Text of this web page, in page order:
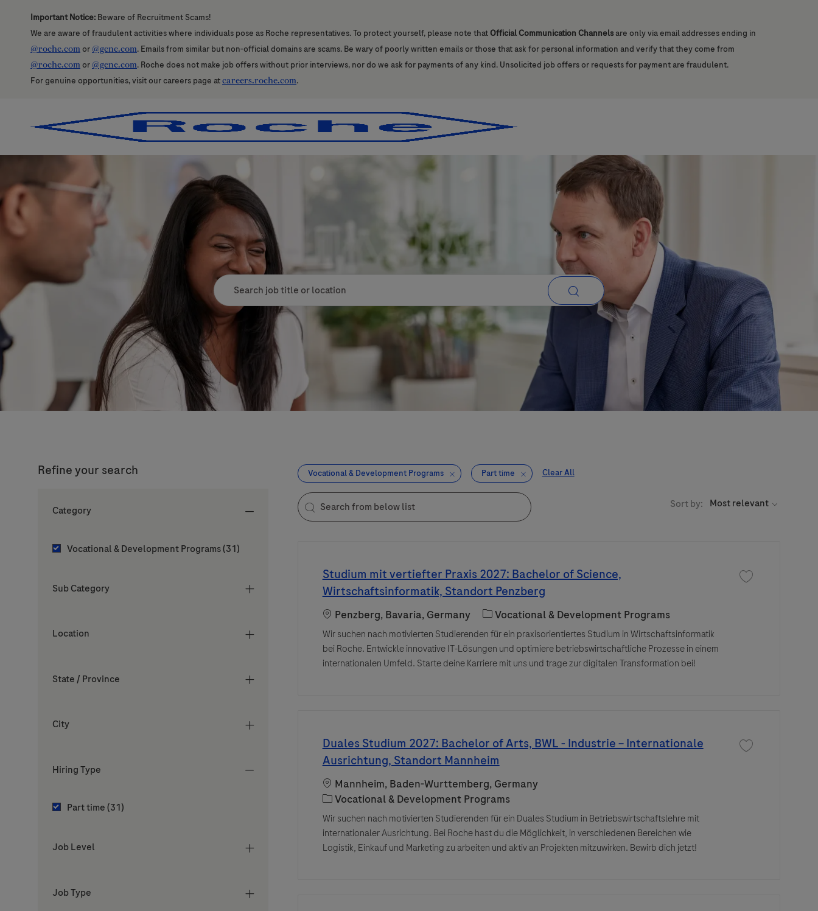
Important Notice: Beware of Recruitment Scams!
We are aware of fraudulent activities where individuals pose as Roche representatives. To protect yourself, please note thatOfficial Communication Channels are only via email addresses ending in
@roche.comor @gene.com. Emails from similar but non-official domains are scams. Be wary of poorly written emails or those that ask for personal information and verify that they come from
@roche.comor @gene.com. Roche does not make job offers without prior interviews, nor do we ask for payments of any kind. Unsolicited job offers or requests for payment are fraudulent.
For genuine opportunities, visit our careers page atcareers.roche.com.
Search job title or location
Refine your search
Category
CategoryVocational & Development Programs(31)
Sub Category
Location
State / Province
City
Hiring Type
Hiring Type
Part time(31)
Job Level
Job Type
Vocational & Development Programs Part time Clear All
the results are updated
Search from below list Sort by:
Studium mit vertiefter Praxis 2027: Bachelor of Science,
Wirtschaftsinformatik, Standort Penzberg
Location
Penzberg, Bavaria, Germany Category
Vocational & Development Programs
Wir suchen nach motivierten Studierenden für ein praxisorientiertes Studium in Wirtschaftsinformatik
bei Roche. Entwickle innovative IT-Lösungen und optimiere betriebswirtschaftliche Prozesse in einem
internationalen Umfeld. Starte deine Karriere mit uns und trage zur digitalen Transformation bei!
Save job Studium
Duales Studium 2027: Bachelor of Arts, BWL - Industrie – Internationale
Ausrichtung, Standort Mannheim
Location
Mannheim, Baden-Wurttemberg, Germany
Category
Vocational & Development Programs
Wir suchen nach motivierten Studierenden für ein Duales Studium in Betriebswirtschaftslehre mit
internationaler Ausrichtung. Bei Roche hast du die Möglichkeit, in verschiedenen Bereichen wie
Logistik, Einkauf und Marketing zu arbeiten und aktiv an Projekten mitzuwirken. Bewirb dich jetzt!
Save job Duales